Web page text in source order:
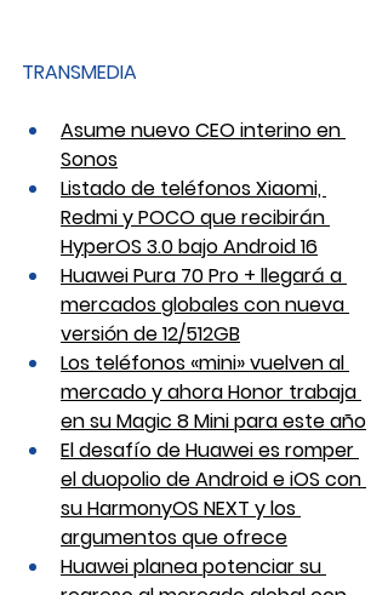
TRANSMEDIA
Asume nuevo CEO interino en
Sonos
Listado de teléfonos Xiaomi,
Redmi y POCO que recibirán
HyperOS 3.0 bajo Android 16
Huawei Pura 70 Pro + llegará a
mercados globales con nueva
versión de 12/512GB
Los teléfonos «mini» vuelven al
mercado y ahora Honor trabaja
en su Magic 8 Mini para este año
El desafío de Huawei es romper
el duopolio de Android e iOS con
su HarmonyOS NEXT y los
argumentos que ofrece
Huawei planea potenciar su